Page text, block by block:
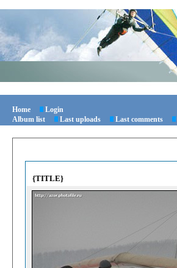
Home
Login
Album list
Last uploads Last comments
{TITLE}